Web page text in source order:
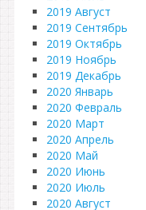
2019 Август
2019 Сентябрь
2019 Октябрь
2019 Ноябрь
2019 Декабрь
2020 Январь
2020 Февраль
2020 Март
2020 Апрель
2020 Май
2020 Июнь
2020 Июль
2020 Август